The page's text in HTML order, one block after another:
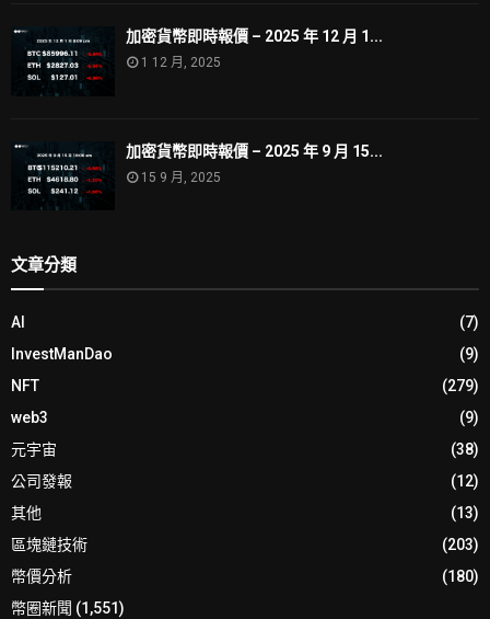
加密貨幣即時報價 – 2025 年 12 月 1...
1 12 月, 2025
加密貨幣即時報價 – 2025 年 9 月 15...
15 9 月, 2025
文章分類
AI
(7)
InvestManDao
(9)
NFT
(279)
web3
(9)
元宇宙
(38)
公司發報
(12)
其他
(13)
區塊鏈技術
(203)
幣價分析
(180)
幣圈新聞 (1,551)